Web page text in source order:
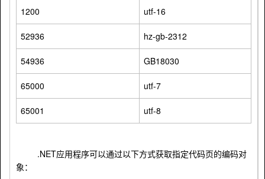
1200 utf-16
52936 hz-gb-2312
54936 GB18030
65000 utf-7
65001 utf-8
.NET应用程序可以通过以下方式获取指定代码页的编码对
象：